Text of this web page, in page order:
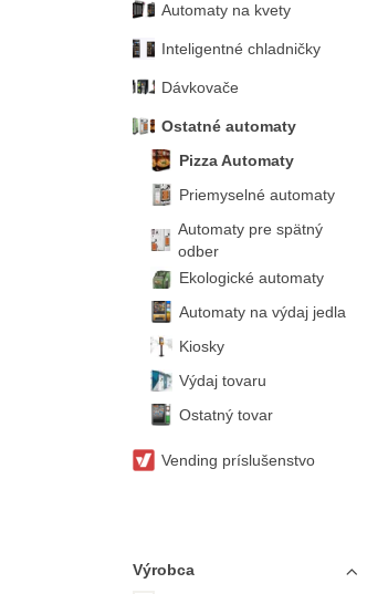
Automaty na kvety
Inteligentné chladničky
Dávkovače
Ostatné automaty
Pizza Automaty
Priemyselné automaty
Automaty pre spätný
odber
Ekologické automaty
Automaty na výdaj jedla
Kiosky
Výdaj tovaru
Ostatný tovar
Vending príslušenstvo
Výrobca